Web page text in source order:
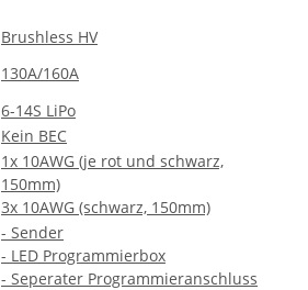
Brushless HV
130A/160A
6-14S LiPo
Kein BEC
1x 10AWG (je rot und schwarz,
150mm)
3x 10AWG (schwarz, 150mm)
- Sender
- LED Programmierbox
- Seperater Programmieranschluss